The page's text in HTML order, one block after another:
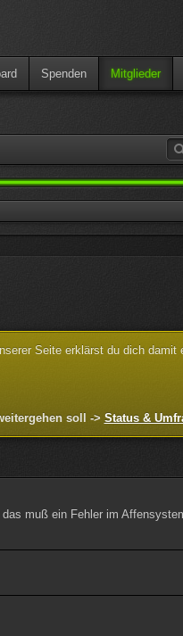
Spenden Mitglieder
Seite erklärst du dich damit
soll -> Status &
muß ein Fehler im